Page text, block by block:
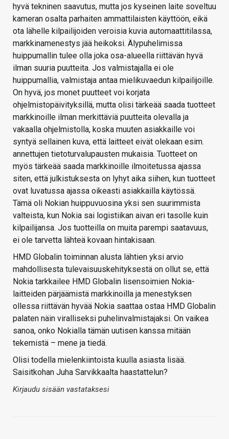
hyvä tekninen saavutus, mutta jos kyseinen laite soveltuu
kameran osalta parhaiten ammattilaisten käyttöön, eikä
ota lähelle kilpailijoiden veroisia kuvia automaattitilassa,
markkinamenestys jää heikoksi. Älypuhelimissa
huippumallin tulee olla joka osa-alueella riittävän hyvä
ilman suuria puutteita. Jos valmistajalla ei ole
huippumallia, valmistaja antaa mielikuvaedun kilpailijoille.
On hyvä, jos monet puutteet voi korjata
ohjelmistopäivityksillä, mutta olisi tärkeää saada tuotteet
markkinoille ilman merkittäviä puutteita olevalla ja
vakaalla ohjelmistolla, koska muuten asiakkaille voi
syntyä sellainen kuva, että laitteet eivät olekaan esim.
annettujen tietoturvalupausten mukaisia. Tuotteet on
myös tärkeää saada markkinoille ilmoitetussa ajassa
siten, että julkistuksesta on lyhyt aika siihen, kun tuotteet
ovat luvatussa ajassa oikeasti asiakkailla käytössä.
Tämä oli Nokian huippuvuosina yksi sen suurimmista
valteista, kun Nokia sai logistiikan aivan eri tasolle kuin
kilpailijansa. Jos tuotteilla on muita parempi saatavuus,
ei ole tarvetta lähteä kovaan hintakisaan.
HMD Globalin toiminnan alusta lähtien yksi arvio
mahdollisesta tulevaisuuskehityksestä on ollut se, että
Nokia tarkkailee HMD Globalin lisensoimien Nokia-
laitteiden pärjäämistä markkinoilla ja menestyksen
ollessa riittävän hyvää Nokia saattaa ostaa HMD Globalin
palaten näin viralliseksi puhelinvalmistajaksi. On vaikea
sanoa, onko Nokialla tämän uutisen kanssa mitään
tekemistä – mene ja tiedä.
Olisi todella mielenkiintoista kuulla asiasta lisää.
Saisitkohan Juha Sarvikkaalta haastattelun?
Kirjaudu sisään vastataksesi